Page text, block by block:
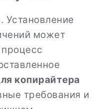
Установление
может
копирайтера
требования и